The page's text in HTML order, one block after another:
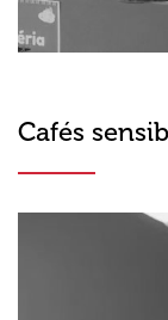
Cafés